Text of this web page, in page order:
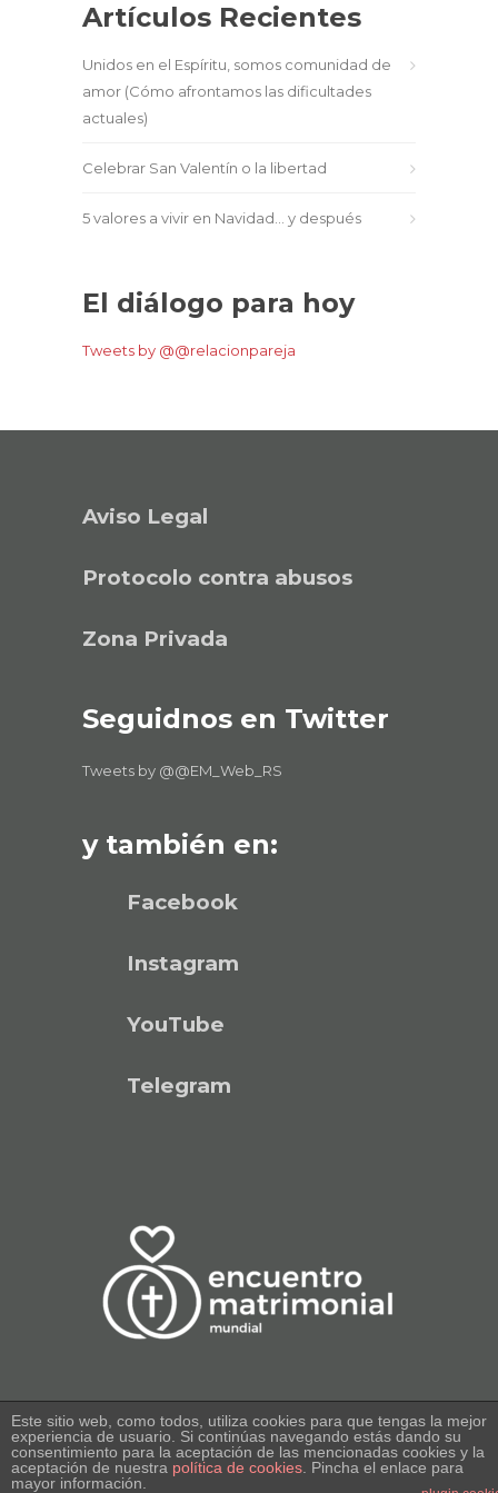
Artículos Recientes
Unidos en el Espíritu, somos comunidad de
amor (Cómo afrontamos las dificultades
actuales)
Celebrar San Valentín o la libertad
5 valores a vivir en Navidad… y después
El diálogo para hoy
Tweets by @@relacionpareja
Aviso Legal
Protocolo contra abusos
Zona Privada
Seguidnos en Twitter
Tweets by @@EM_Web_RS
y también en:
Facebook
Instagram
YouTube
Telegram
© 2017-2021 Encuentro Matrimonial Mundial
Este sitio web, como todos, utiliza cookies para que tengas la mejor
experiencia de usuario. Si continúas navegando estás dando su
consentimiento para la aceptación de las mencionadas cookies y la
aceptación de nuestra política de cookies . Pincha el enlace para
mayor información.